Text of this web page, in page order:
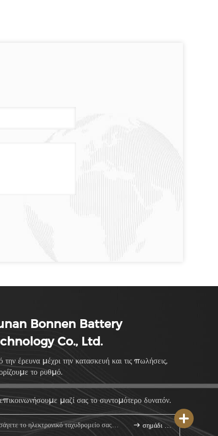
Bonnen Battery
Co., Ltd.
έρευνα μέχρι την κατασκευή και τις πωλήσεις,
το ρυθμό.
μαζί σας το συντομότερο δυνατόν.
σημάδι επάνω